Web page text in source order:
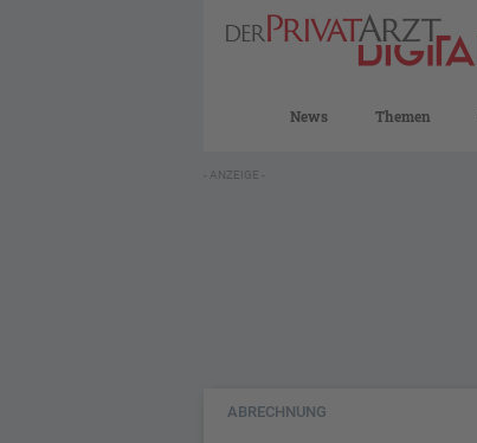
News Themen
- ANZEIGE -
ABRECHNUNG